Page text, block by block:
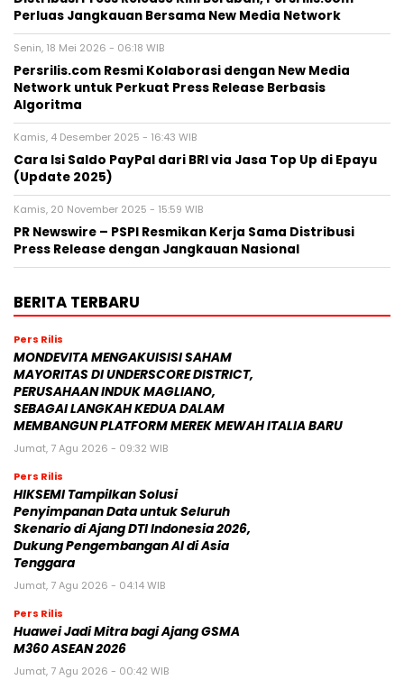
Perluas Jangkauan Bersama New Media Network
Senin, 18 Mei 2026 - 06:18 WIB
Persrilis.com Resmi Kolaborasi dengan New Media
Network untuk Perkuat Press Release Berbasis
Algoritma
Kamis, 4 Desember 2025 - 16:43 WIB
Cara Isi Saldo PayPal dari BRI via Jasa Top Up di Epayu
(Update 2025)
Kamis, 20 November 2025 - 15:59 WIB
PR Newswire – PSPI Resmikan Kerja Sama Distribusi
Press Release dengan Jangkauan Nasional
BERITA TERBARU
Pers Rilis
MONDEVITA MENGAKUISISI SAHAM
MAYORITAS DI UNDERSCORE DISTRICT,
PERUSAHAAN INDUK MAGLIANO,
SEBAGAI LANGKAH KEDUA DALAM
MEMBANGUN PLATFORM MEREK MEWAH ITALIA BARU
Jumat, 7 Agu 2026 - 09:32 WIB
Pers Rilis
HIKSEMI Tampilkan Solusi
Penyimpanan Data untuk Seluruh
Skenario di Ajang DTI Indonesia 2026,
Dukung Pengembangan AI di Asia
Tenggara
Jumat, 7 Agu 2026 - 04:14 WIB
Pers Rilis
Huawei Jadi Mitra bagi Ajang GSMA
M360 ASEAN 2026
Jumat, 7 Agu 2026 - 00:42 WIB